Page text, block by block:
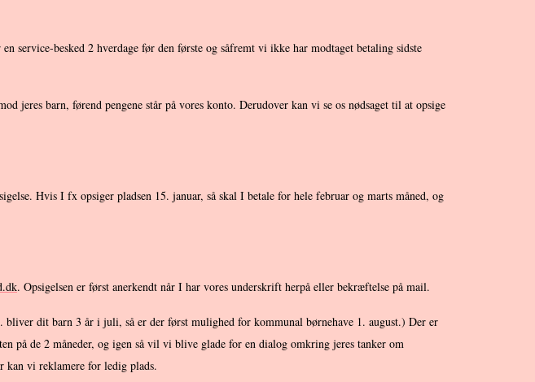
service-besked 2 hverdage før den første og såfremt vi ikke har modtaget betaling sidste
jeres barn, førend pengene står på vores konto. Derudover kan vi se os nødsaget til at opsige
Hvis I fx opsiger pladsen 15. januar, så skal I betale for hele februar og marts måned, og
. Opsigelsen er først anerkendt når I har vores underskrift herpå eller bekræftelse på mail.
dit barn 3 år i juli, så er der først mulighed for kommunal børnehave 1. august.) Der er
på de 2 måneder, og igen så vil vi blive glade for en dialog omkring jeres tanker om
kan vi reklamere for ledig plads.